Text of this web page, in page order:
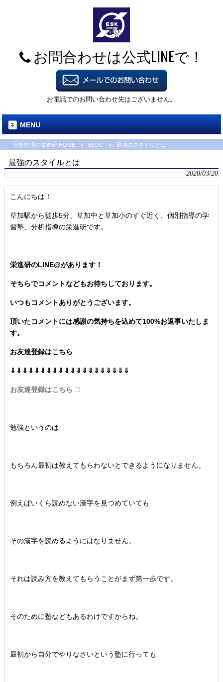
お問合わせは公式LINEで！
お電話でのお問い合わせ先はございません。
MENU
分析指導の栄進研 HOME > BLOG > 最強のスタイルとは
最強のスタイルとは
2020/03/20
こんにちは！
草加駅から徒歩5分、草加中と草加小のすぐ近く、個別指導の学
習塾、分析指導の栄進研です。
栄進研のLINE@があります！
そちらでコメントなどもお待ちしております。
いつもコメントありがとうございます。
頂いたコメントには感謝の気持ちを込めて100%お返事いたしま
す。
お友達登録はこちら
⇓⇓⇓⇓⇓⇓⇓⇓⇓⇓⇓⇓⇓⇓⇓⇓⇓⇓⇓⇓
お友達登録はこちら
勉強というのは
もちろん最初は教えてもらわないとできるようになりません。
例えばいくら読めない漢字を見つめていても
その漢字を読めるようにはなりません。
それは読み方を教えてもらうことがまず第一歩です。
そのために塾などもあるわけですからね。
最初から自分でやりなさいという塾に行っても